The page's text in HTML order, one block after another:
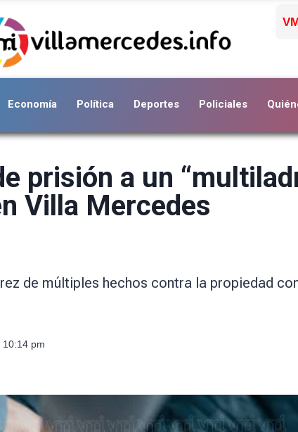
Economía Política Deportes Policiales
prisión a un
Villa Mercedes
de múltiples hechos contra la propiedad
pm